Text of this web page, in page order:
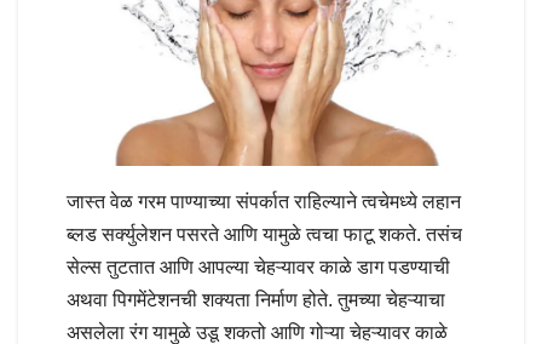
जास्त वेळ गरम पाण्याच्या संपर्कात राहिल्याने त्वचेमध्ये लहान
ब्लड सर्क्युलेशन पसरते आणि यामुळे त्वचा फाटू शकते. तसंच
सेल्स तुटतात आणि आपल्या चेहऱ्यावर काळे डाग पडण्याची
अथवा पिगमेंटेशनची शक्यता निर्माण होते. तुमच्या चेहऱ्याचा
असलेला रंग यामुळे उडू शकतो आणि गोऱ्या चेहऱ्यावर काळे